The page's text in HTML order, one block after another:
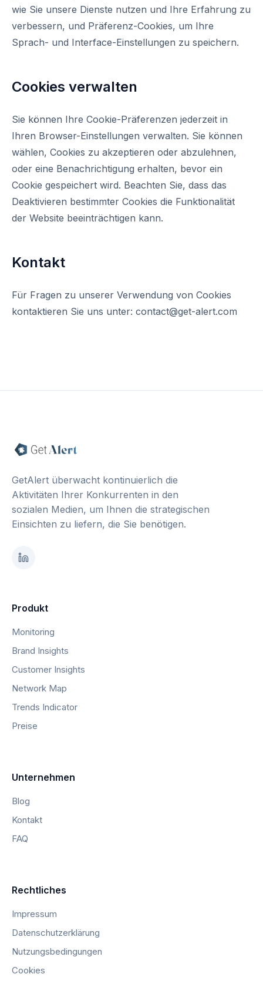
wie Sie unsere Dienste nutzen und Ihre Erfahrung zu
verbessern, und Präferenz-Cookies, um Ihre
Sprach- und Interface-Einstellungen zu speichern.
Cookies verwalten
Sie können Ihre Cookie-Präferenzen jederzeit in
Ihren Browser-Einstellungen verwalten. Sie können
wählen, Cookies zu akzeptieren oder abzulehnen,
oder eine Benachrichtigung erhalten, bevor ein
Cookie gespeichert wird. Beachten Sie, dass das
Deaktivieren bestimmter Cookies die Funktionalität
der Website beeinträchtigen kann.
Kontakt
Für Fragen zu unserer Verwendung von Cookies
kontaktieren Sie uns unter: contact@get-alert.com
GetAlert überwacht kontinuierlich die
Aktivitäten Ihrer Konkurrenten in den
sozialen Medien, um Ihnen die strategischen
Einsichten zu liefern, die Sie benötigen.
Produkt
Monitoring
Brand Insights
Customer Insights
Network Map
Trends Indicator
Preise
Unternehmen
Blog
Kontakt
FAQ
Rechtliches
Impressum
Datenschutzerklärung
Nutzungsbedingungen
Cookies